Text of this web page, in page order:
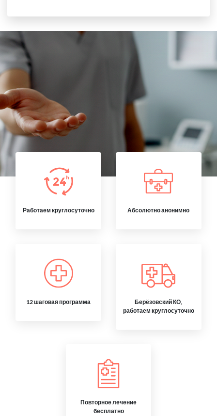
Работаем круглосуточно Абсолютно анонимно
12 шаговая программа
Берёзовский КО,
работаем круглосуточно
Повторное лечение
бесплатно